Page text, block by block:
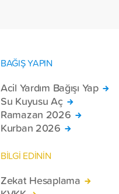
BAĞIŞ YAPIN
Acil Yardım Bağışı Yap
Su Kuyusu Aç
Ramazan 2026
Kurban 2026
BİLGİ EDİNİN
Zekat Hesaplama